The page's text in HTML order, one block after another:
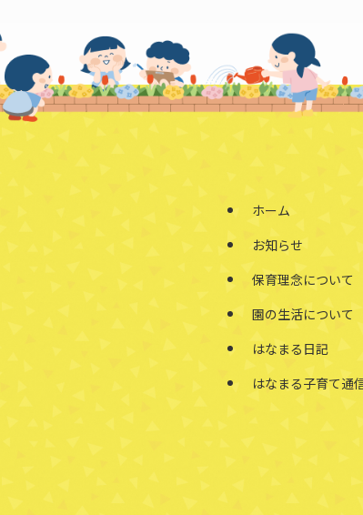
ホーム
お知らせ
保育理念について
園の生活について
はなまる日記
はなまる子育て通